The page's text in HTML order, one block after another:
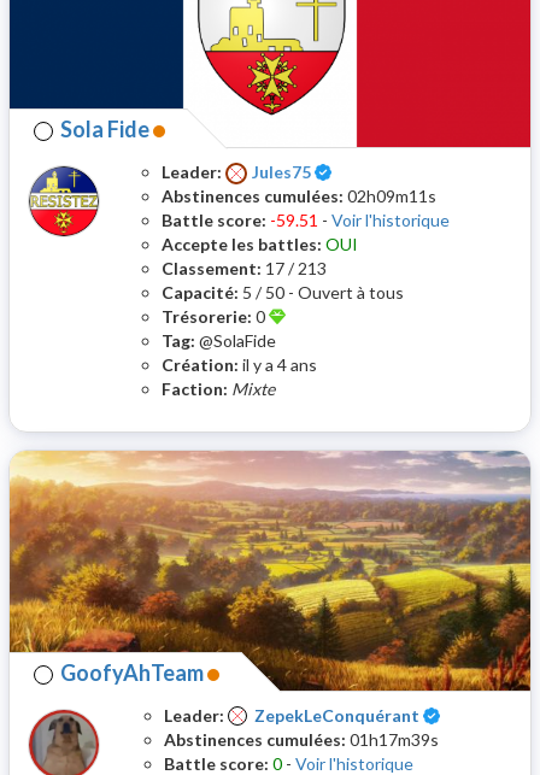
Sola Fide
Leader: Jules75
Certifié
Abstinences cumulées: 02h09m11s
Battle score: -59.51 - Voir l'historique
Accepte les battles: OUI
Classement: 17 / 213
Capacité: 5 / 50 - Ouvert à tous
Trésorerie: 0
Tag: @SolaFide
Création: il y a 4 ans
Faction: Mixte
GoofyAhTeam
Leader: ZepekLeConquérant
Certifié
Abstinences cumulées: 01h17m39s
Battle score: 0 - Voir l'historique